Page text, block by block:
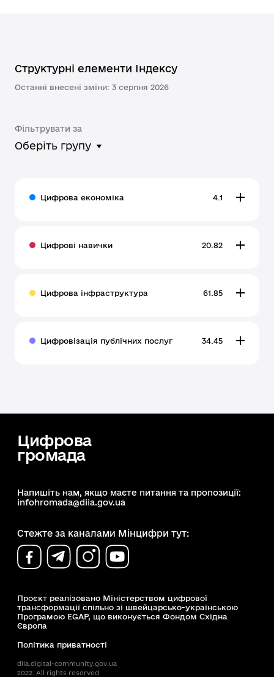
Структурні елементи Індексу
Останні внесені зміни: 3 серпня 2026
Фільтрувати за
Оберіть групу
Цифрова економіка 4.1
Цифрові навички 20.82
Цифрова інфраструктура 61.85
Цифровізація публічних послуг 34.45
Цифрова
громада
Напишіть нам, якщо маєте питання та пропозиції:
infohromada@diia.gov.ua
Стежте за каналами Мінцифри тут:
Проєкт реалізовано Міністерством цифрової
трансформації спільно зі швейцарсько-українською
Програмою EGAP, що виконується Фондом Східна
Європа
Політика приватності
diia.digital-community.gov.ua
2022. All rights reserved